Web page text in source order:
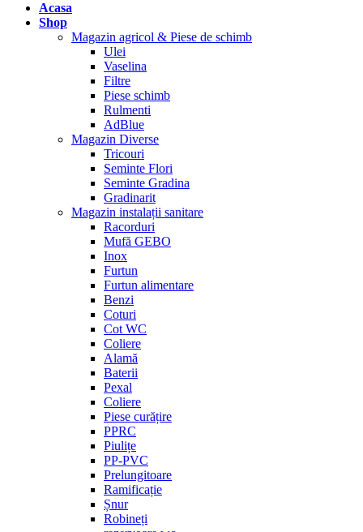
Acasa
Shop
Magazin agricol & Piese de schimb
Ulei
Vaselina
Filtre
Piese schimb
Rulmenti
AdBlue
Magazin Diverse
Tricouri
Seminte Flori
Seminte Gradina
Gradinarit
Magazin instalații sanitare
Racorduri
Mufă GEBO
Inox
Furtun
Furtun alimentare
Benzi
Coturi
Cot WC
Coliere
Alamă
Baterii
Pexal
Coliere
Piese curățire
PPRC
Piulițe
PP-PVC
Prelungitoare
Ramificație
Șnur
Robineți